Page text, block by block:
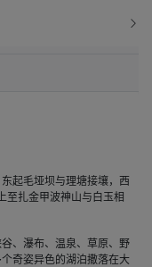
起毛垭坝与理塘接壤，西
至扎金甲波神山与白玉相
、瀑布、温泉、草原、野
奇姿异色的湖泊撒落在大